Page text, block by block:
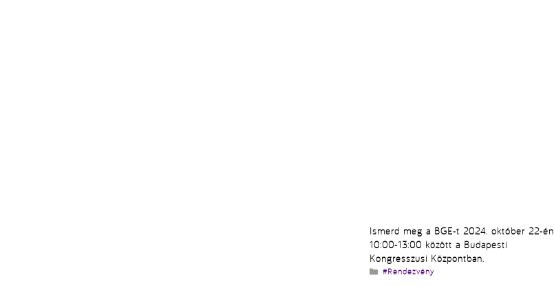
Ismerd meg a BGE-t 2024. október 22-én
10:00-13:00 között a Budapesti
Kongresszusi Központban.
Kategória
#Rendezvény